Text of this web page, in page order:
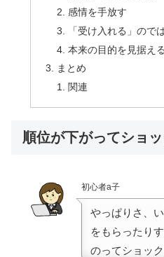
感情を手放す
「受け入れる」ので
本来の目的を見据える
まとめ
関連
順位が下がってショ
初心者a子
やっぱりさ、
をもらったり
のってショック